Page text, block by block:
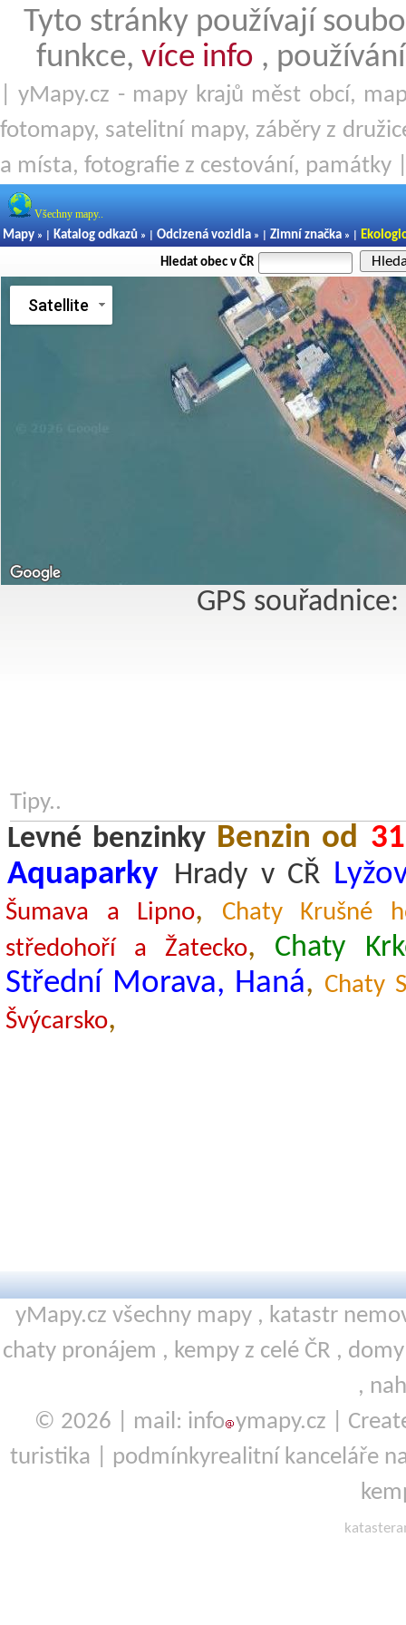
Tyto stránky používají
funkce, více info ,
| yMapy.cz - mapy krajů měst obcí,
fotomapy, satelitní mapy, záběry z
a místa, fotografie z cestování, památky
Všechny mapy..
Mapy » | Katalog odkazů » | Odcizená vozidla » | Zimní značka » |
Hledat obec v ČR
Satellite
GPS
Tipy..
Levné benzinkyBenzin od
Aquaparky Hrady v CŘ
Šumava a Lipno,
Chaty Krušné
středohoří a Žatecko, Chaty
Střední Morava, Haná, Chaty
Švýcarsko,
yMapy.cz všechny mapy , katastr
chaty pronájem , kempyz celé ČR ,
,
© 2026 | mail: info ymapy.cz |
turistika
podmínkyrealitní kanceláře